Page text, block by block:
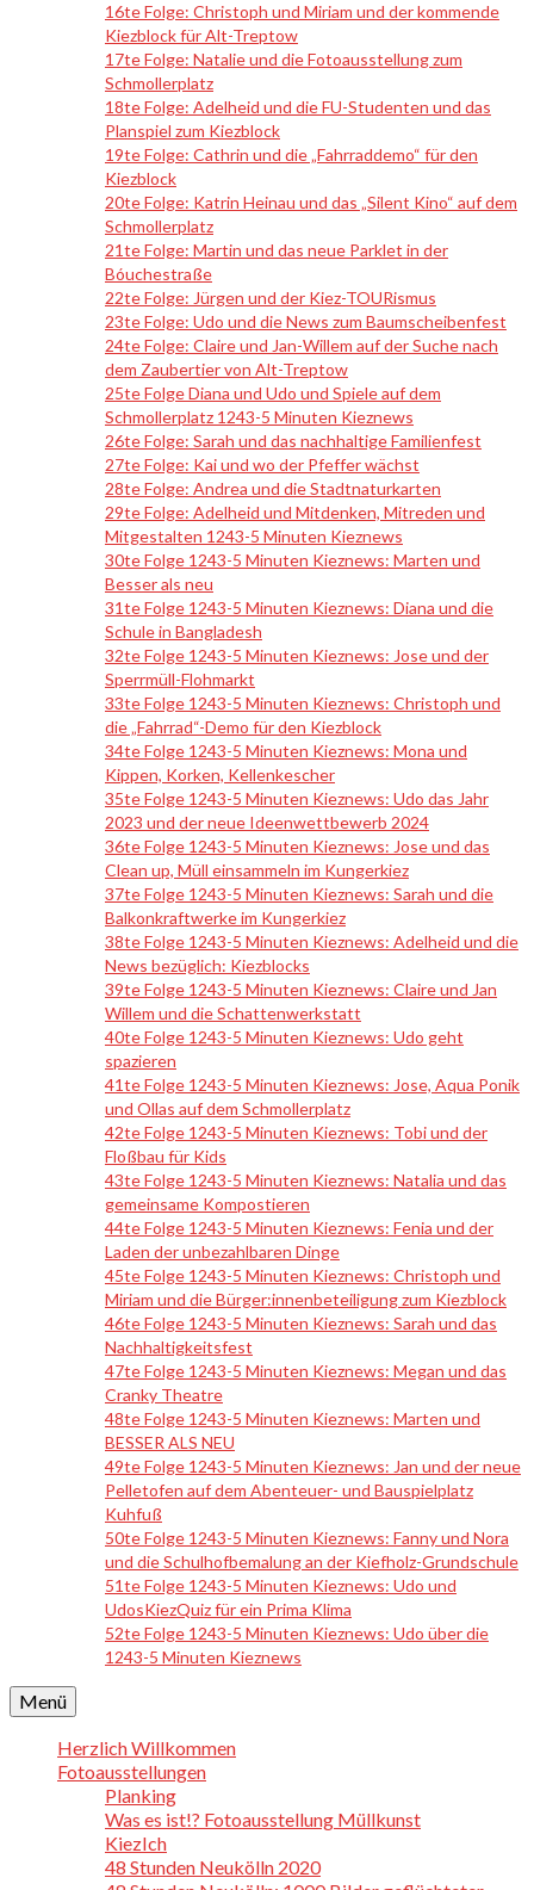
16te Folge: Christoph und Miriam und der kommende
Kiezblock für Alt-Treptow
17te Folge: Natalie und die Fotoausstellung zum
Schmollerplatz
18te Folge: Adelheid und die FU-Studenten und das
Planspiel zum Kiezblock
19te Folge: Cathrin und die „Fahrraddemo“ für den
Kiezblock
20te Folge: Katrin Heinau und das „Silent Kino“ auf dem
Schmollerplatz
21te Folge: Martin und das neue Parklet in der
Bóuchestraße
22te Folge: Jürgen und der Kiez-TOURismus
23te Folge: Udo und die News zum Baumscheibenfest
24te Folge: Claire und Jan-Willem auf der Suche nach
dem Zaubertier von Alt-Treptow
25te Folge Diana und Udo und Spiele auf dem
Schmollerplatz 1243-5 Minuten Kieznews
26te Folge: Sarah und das nachhaltige Familienfest
27te Folge: Kai und wo der Pfeffer wächst
28te Folge: Andrea und die Stadtnaturkarten
29te Folge: Adelheid und Mitdenken, Mitreden und
Mitgestalten 1243-5 Minuten Kieznews
30te Folge 1243-5 Minuten Kieznews: Marten und
Besser als neu
31te Folge 1243-5 Minuten Kieznews: Diana und die
Schule in Bangladesh
32te Folge 1243-5 Minuten Kieznews: Jose und der
Sperrmüll-Flohmarkt
33te Folge 1243-5 Minuten Kieznews: Christoph und
die „Fahrrad“-Demo für den Kiezblock
34te Folge 1243-5 Minuten Kieznews: Mona und
Kippen, Korken, Kellenkescher
35te Folge 1243-5 Minuten Kieznews: Udo das Jahr
2023 und der neue Ideenwettbewerb 2024
36te Folge 1243-5 Minuten Kieznews: Jose und das
Clean up, Müll einsammeln im Kungerkiez
37te Folge 1243-5 Minuten Kieznews: Sarah und die
Balkonkraftwerke im Kungerkiez
38te Folge 1243-5 Minuten Kieznews: Adelheid und die
News bezüglich: Kiezblocks
39te Folge 1243-5 Minuten Kieznews: Claire und Jan
Willem und die Schattenwerkstatt
40te Folge 1243-5 Minuten Kieznews: Udo geht
spazieren
41te Folge 1243-5 Minuten Kieznews: Jose, Aqua Ponik
und Ollas auf dem Schmollerplatz
42te Folge 1243-5 Minuten Kieznews: Tobi und der
Floßbau für Kids
43te Folge 1243-5 Minuten Kieznews: Natalia und das
gemeinsame Kompostieren
44te Folge 1243-5 Minuten Kieznews: Fenia und der
Laden der unbezahlbaren Dinge
45te Folge 1243-5 Minuten Kieznews: Christoph und
Miriam und die Bürger:innenbeteiligung zum Kiezblock
46te Folge 1243-5 Minuten Kieznews: Sarah und das
Nachhaltigkeitsfest
47te Folge 1243-5 Minuten Kieznews: Megan und das
Cranky Theatre
48te Folge 1243-5 Minuten Kieznews: Marten und
BESSER ALS NEU
49te Folge 1243-5 Minuten Kieznews: Jan und der neue
Pelletofen auf dem Abenteuer- und Bauspielplatz
Kuhfuß
50te Folge 1243-5 Minuten Kieznews: Fanny und Nora
und die Schulhofbemalung an der Kiefholz-Grundschule
51te Folge 1243-5 Minuten Kieznews: Udo und
UdosKiezQuiz für ein Prima Klima
52te Folge 1243-5 Minuten Kieznews: Udo über die
1243-5 Minuten Kieznews
Menü
Herzlich Willkommen
Fotoausstellungen
Planking
Was es ist!? Fotoausstellung Müllkunst
KiezIch
48 Stunden Neukölln 2020